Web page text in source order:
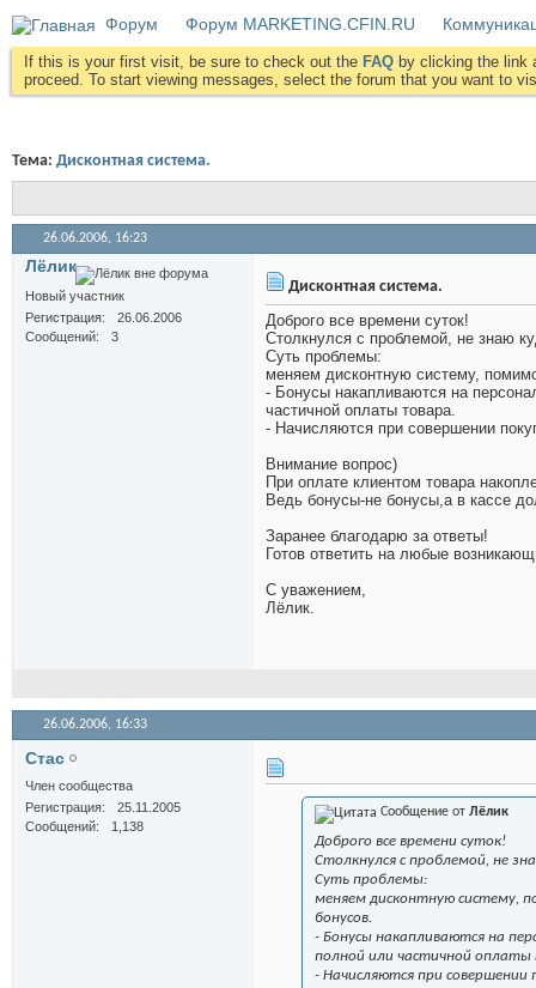
Форум Форум MARKETING.CFIN.RU
If this is your first visit, be sure to check out the FAQ by clicking the link
proceed. To start viewing messages, select the forum that you want to
Тема: Дисконтная система.
26.06.2006, 16:23
Лёлик
Новый участник
Регистрация
26.06.2006
Сообщений
3
Дисконтная система.
Доброго все времени суток!
Столкнулся с проблемой, не знаю
Суть проблемы:
меняем дисконтную систему,
- Бонусы накапливаются на
частичной оплаты товара.
- Начисляются при совершении
Внимание вопрос)
При оплате клиентом товара
Ведь бонусы-не бонусы,а в кассе
Заранее благодарю за ответы!
Готов ответить на любые
С уважением,
Лёлик.
26.06.2006, 16:33
Стас
Член сообщества
Регистрация
25.11.2005
Сообщений
1,138
Сообщение от Лёлик
Доброго все времени суток!
Столкнулся с проблемой, не
Суть проблемы:
меняем дисконтную систему,
бонусов.
- Бонусы накапливаются на
полной или частичной оплаты
- Начисляются при совершении